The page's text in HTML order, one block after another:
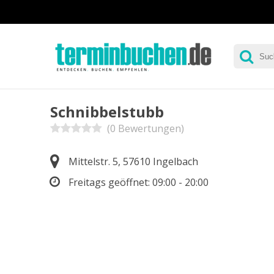
Schnibbelstubb
(0 Bewertungen)
Mittelstr. 5, 57610 Ingelbach
Freitags geöffnet: 09:00 - 20:00